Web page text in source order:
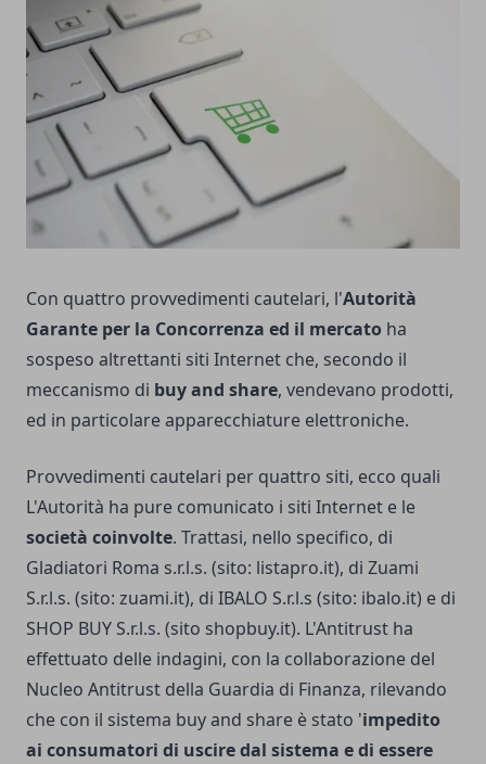
Con quattro provvedimenti cautelari, l'Autorità
Garante per la Concorrenza ed il mercato ha
sospeso altrettanti siti Internet che, secondo il
meccanismo di buy and share, vendevano prodotti,
ed in particolare apparecchiature elettroniche.
Provvedimenti cautelari per quattro siti, ecco quali
L'Autorità ha pure comunicato i siti Internet e le
società coinvolte. Trattasi, nello specifico, di
Gladiatori Roma s.r.l.s. (sito: listapro.it), di Zuami
S.r.l.s. (sito: zuami.it), di IBALO S.r.l.s (sito: ibalo.it) e di
SHOP BUY S.r.l.s. (sito shopbuy.it). L'Antitrust ha
effettuato delle indagini, con la collaborazione del
Nucleo Antitrust della Guardia di Finanza, rilevando
che con il sistema buy and share è stato 'impedito
ai consumatori di uscire dal sistema e di essere